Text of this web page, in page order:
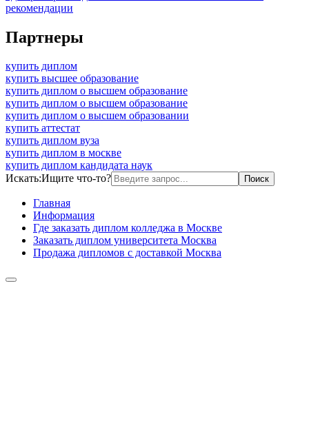
рекомендации
Партнеры
купить диплом
купить высшее образование
купить диплом о высшем образование
купить диплом о высшем образование
купить диплом о высшем образовании
купить аттестат
купить диплом вуза
купить диплом в москве
купить диплом кандидата наук
Искать:Ищите что-то?
Главная
Информация
Где заказать диплом колледжа в Москве
Заказать диплом университета Москва
Продажа дипломов с доставкой Москва